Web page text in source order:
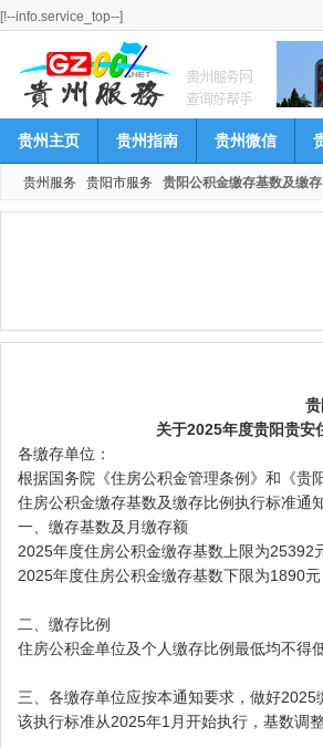
[!--info.service_top--]
贵州主页 贵州指南 贵州微信
贵州服务 贵阳市服务 贵阳公积金缴存基数及缴
关于2025年度贵阳贵安
各缴存单位：
根据国务院《住房公积金管理条例》和《贵
住房公积金缴存基数及缴存比例执行标准通
一、缴存基数及月缴存额
2025年度住房公积金缴存基数上限为25392
2025年度住房公积金缴存基数下限为1890
二、缴存比例
住房公积金单位及个人缴存比例最低均不得
三、各缴存单位应按本通知要求，做好
该执行标准从2025年1月开始执行，基数调